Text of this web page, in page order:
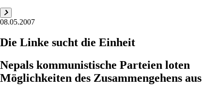
08.05.2007
Die Linke sucht die Einheit
Nepals kommunistische Parteien loten
Möglichkeiten des Zusammengehens aus